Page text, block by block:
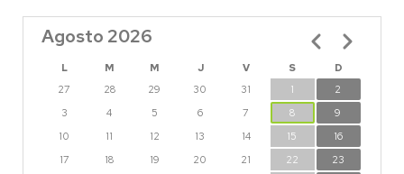
Agosto 2026
L M M J V S
D
27
28 29 30 31 1
2
3
4 5 6 7 8
9
10
11 12 13 14 15
16
17
18 19 20 21 22
23
Paginación